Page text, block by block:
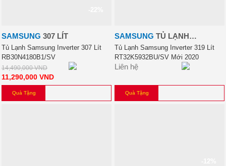
SAMSUNG 307 LÍT
Tủ Lạnh Samsung Inverter 307 Lít
RB30N4180B1/SV
14,490,000VND
11,290,000 VND
Quà Tặng
SAMSUNG TỦ LẠNH
SAMSUNG INVERTER 319 LÍT
Tủ Lạnh Samsung Inverter 319 Lít
RT32K5932BU/SV Mới 2020
Liên hệ
Quà Tặng